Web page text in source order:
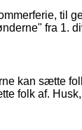
til
fra 1.
kan sætte
folk af.